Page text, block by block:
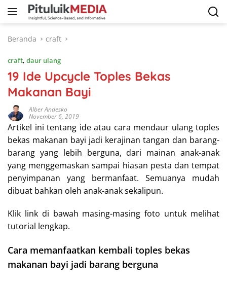
Langsung
Beranda
craft
craft, daur ulang
19 Ide Upcycle Toples Bekas
Makanan Bayi
Alber Andesko
November 6, 2019
Artikel ini tentang ide atau cara mendaur ulang toples
bekas makanan bayi jadi kerajinan tangan dan barang-
barang yang lebih berguna, dari mainan anak-anak
yang menggemaskan sampai hiasan pesta dan tempat
penyimpanan yang bermanfaat. Semuanya mudah
dibuat bahkan oleh anak-anak sekalipun.
Klik link di bawah masing-masing foto untuk melihat
tutorial lengkap.
Cara memanfaatkan kembali toples bekas
makanan bayi jadi barang berguna